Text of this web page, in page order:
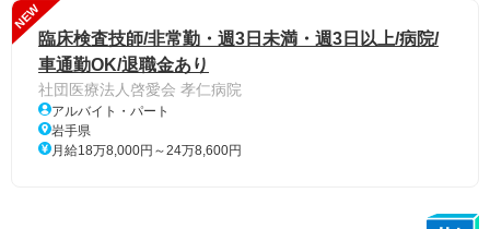
NEW
臨床検査技師/非常勤・週3日未満・週3日以上/病院/
車通勤OK/退職金あり
社団医療法人啓愛会 孝仁病院
アルバイト・パート
岩手県
月給18万8,000円～24万8,600円